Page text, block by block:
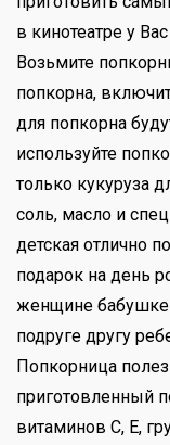
в кинотеатре у
Возьмите
попкорна,
для попкорна
используйте
только кукуруза
соль, масло и
детская отлично
подарок на день
женщине бабушке
подруге другу
Попкорница
приготовленный
витаминов С, Е,